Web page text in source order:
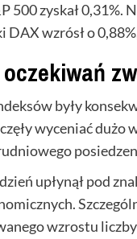
500 zyskał
DAX wzrósł o
oczekiwań
były
wyceniać
upłynął pod
wzrostu